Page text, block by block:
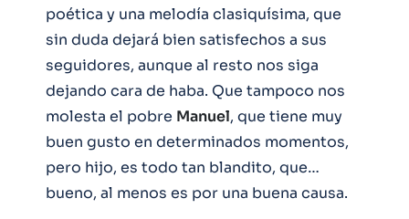
poética y una melodía clasiquísima, que
sin duda dejará bien satisfechos a sus
seguidores, aunque al resto nos siga
dejando cara de haba. Que tampoco nos
molesta el pobre Manuel, que tiene muy
buen gusto en determinados momentos,
pero hijo, es todo tan blandito, que…
bueno, al menos es por una buena causa.